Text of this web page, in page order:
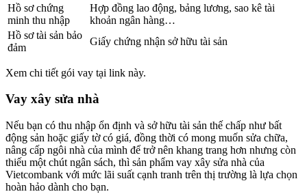
Hồ sơ chứng
minh thu nhập
Hợp đồng lao động, bảng lương, sao kê tài
khoản ngân hàng…
Hồ sơ tài sản bảo
đảm
Giấy chứng nhận sở hữu tài sản
Xem chi tiết gói vay tại link này.
Vay xây sửa nhà
Nếu bạn có thu nhập ổn định và sở hữu tài sản thế chấp như bất
động sản hoặc giấy tờ có giá, đồng thời có mong muốn sửa chữa,
nâng cấp ngôi nhà của mình để trở nên khang trang hơn nhưng còn
thiếu một chút ngân sách, thì sản phẩm vay xây sửa nhà của
Vietcombank với mức lãi suất cạnh tranh trên thị trường là lựa chọn
hoàn hảo dành cho bạn.